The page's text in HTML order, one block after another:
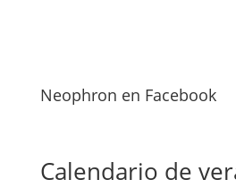
Neophron en Facebook
Calendario de